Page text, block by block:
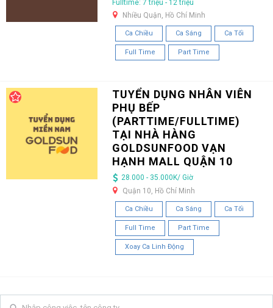
Fulltime: 7 triệu - 12 triệu
Nhiều Quận, Hồ Chí Minh
Ca Chiều Ca Sáng Ca Tối
Full Time Part Time
TUYỂN DỤNG NHÂN VIÊN
PHỤ BẾP
(PARTTIME/FULLTIME)
TẠI NHÀ HÀNG
GOLDSUNFOOD VẠN
HẠNH MALL QUẬN 10
28.000 - 35.000K/ Giờ
Quận 10, Hồ Chí Minh
Ca Chiều Ca Sáng Ca Tối
Full Time Part Time
Xoay Ca Linh Động